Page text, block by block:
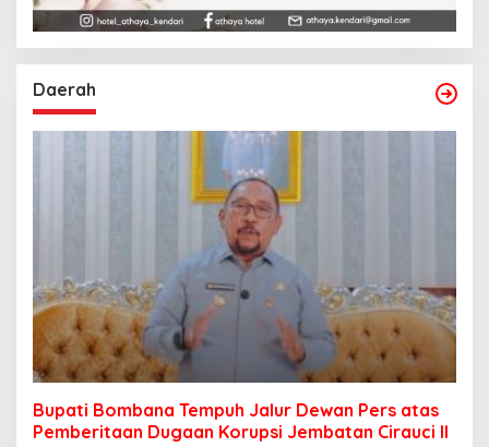
Daerah
Bupati Bombana Tempuh Jalur Dewan Pers atas
Pemberitaan Dugaan Korupsi Jembatan Cirauci II